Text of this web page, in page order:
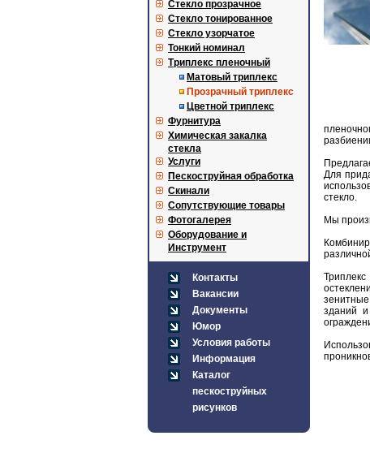
Стекло прозрачное
Стекло тонированное
Стекло узорчатое
Тонкий номинал
Триплекс пленочный
Матовый триплекс
Прозрачный триплекс
Цветной триплекс
Фурнитура
Химическая закалка
стекла
Услуги
Пескоструйная обработка
Скинали
Сопутствующие товары
Фотогалерея
Оборудование и
Инструмент
Контакты
Вакансии
Документы
Юмор
Условия работы
Информация
Каталог
пескоструйных
рисунков
Для
стекло.
Мы
зданий и